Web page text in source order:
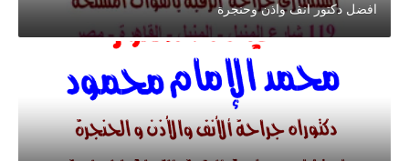
افضل دكتور انف واذن وحنجرة